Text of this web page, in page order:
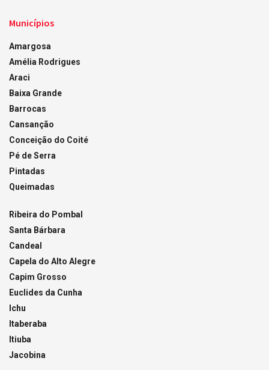
Municípios
Amargosa
Amélia Rodrigues
Araci
Baixa Grande
Barrocas
Cansanção
Conceição do Coité
Pé de Serra
Pintadas
Queimadas
Ribeira do Pombal
Santa Bárbara
Candeal
Capela do Alto Alegre
Capim Grosso
Euclides da Cunha
Ichu
Itaberaba
Itiuba
Jacobina